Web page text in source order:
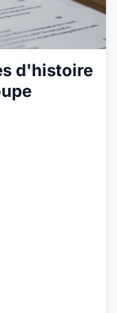
d'histoire